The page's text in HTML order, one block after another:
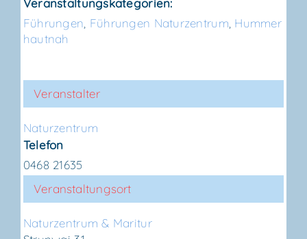
Veranstaltungskategorien:
Führungen Führungen Naturzentrum Hummer
hautnah
Veranstaltungsort
Natur­zen­trum & Maritur
Veranstalter
Natur­zen­trum
Telefon
0468 21635